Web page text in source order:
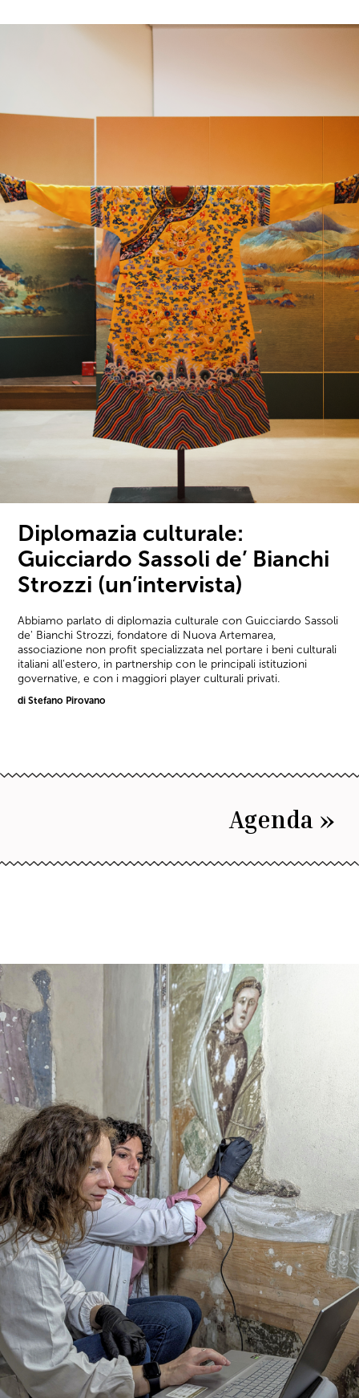
Diplomazia culturale:
Guicciardo Sassoli de’ Bianchi
Strozzi (un’intervista)
Abbiamo parlato di diplomazia culturale con Guicciardo Sassoli
de' Bianchi Strozzi, fondatore di Nuova Artemarea,
associazione non profit specializzata nel portare i beni culturali
italiani all'estero, in partnership con le principali istituzioni
governative, e con i maggiori player culturali privati.
di Stefano Pirovano
Agenda »